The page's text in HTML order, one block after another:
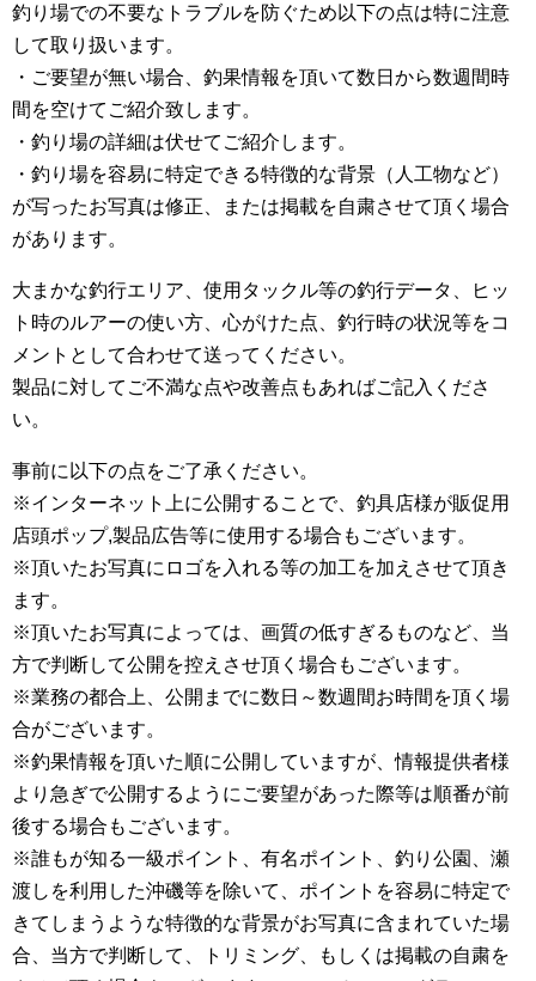
釣り場での不要なトラブルを防ぐため以下の点は特に注意
して取り扱います。
・ご要望が無い場合、釣果情報を頂いて数日から数週間時
間を空けてご紹介致します。
・釣り場の詳細は伏せてご紹介します。
・釣り場を容易に特定できる特徴的な背景（人工物など）
が写ったお写真は修正、または掲載を自粛させて頂く場合
があります。
大まかな釣行エリア、使用タックル等の釣行データ、ヒッ
ト時のルアーの使い方、心がけた点、釣行時の状況等をコ
メントとして合わせて送ってください。
製品に対してご不満な点や改善点もあればご記入くださ
い。
事前に以下の点をご了承ください。
※インターネット上に公開することで、釣具店様が販促用
店頭ポップ,製品広告等に使用する場合もございます。
※頂いたお写真にロゴを入れる等の加工を加えさせて頂き
ます。
※頂いたお写真によっては、画質の低すぎるものなど、当
方で判断して公開を控えさせ頂く場合もございます。
※業務の都合上、公開までに数日～数週間お時間を頂く場
合がございます。
※釣果情報を頂いた順に公開していますが、情報提供者様
より急ぎで公開するようにご要望があった際等は順番が前
後する場合もございます。
※誰もが知る一級ポイント、有名ポイント、釣り公園、瀬
渡しを利用した沖磯等を除いて、ポイントを容易に特定で
きてしまうような特徴的な背景がお写真に含まれていた場
合、当方で判断して、トリミング、もしくは掲載の自粛を